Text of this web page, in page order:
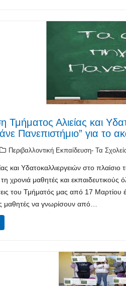
Τμήματος Αλιείας και
Πανεπιστήμιο” για το
Περιβαλλοντική Εκπαίδευση- Τα
και Υδατοκαλλιεργειών στο
χρονιά μαθητές και
του Τμήματός μας από 17
μαθητές να γνωρίσουν από…